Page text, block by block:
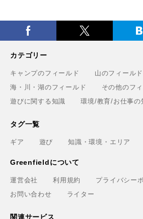
カテゴリー
キャンプのフィールド
山のフィールド
海・川・湖のフィールド
その他のフ
遊びに関する知識
環境/教育/お仕事の
タグ一覧
ギア 遊び 知識・環境・エリア
Greenfieldについて
運営会社 利用規約
プライバシー
お問い合わせ
ライター
関連サービス